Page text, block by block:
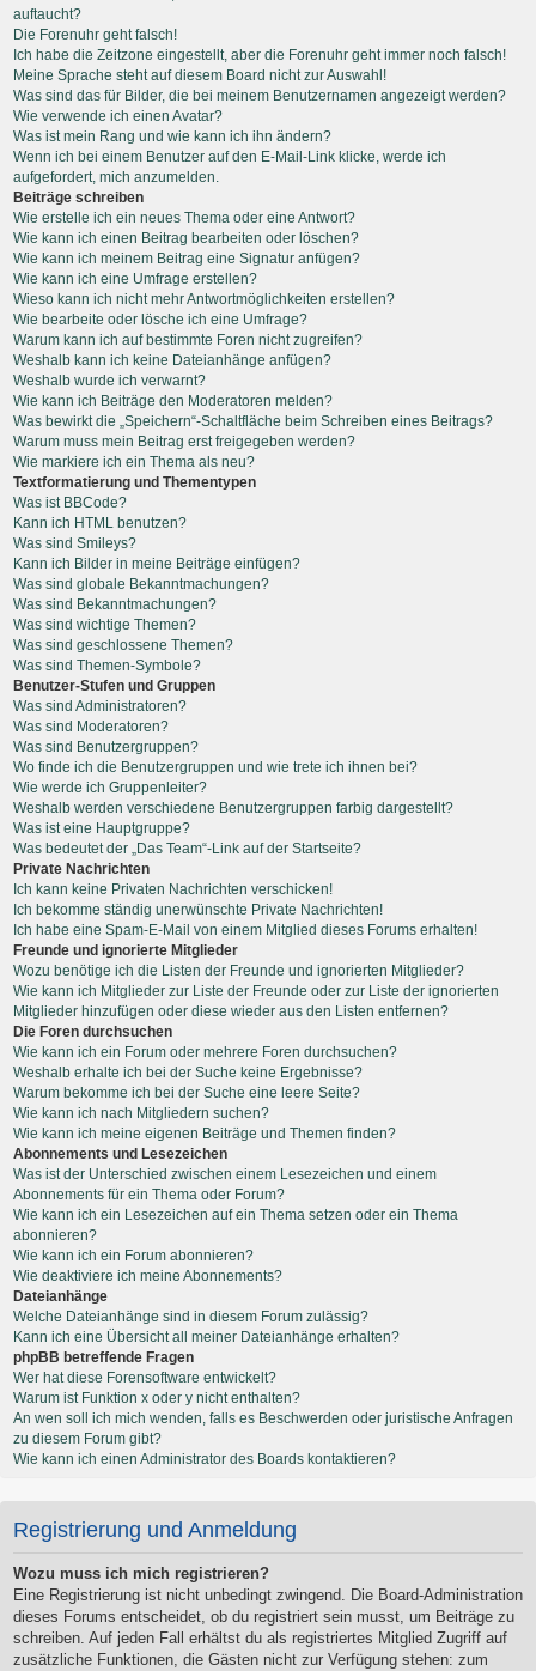
auftaucht?
Die Forenuhr geht falsch!
Ich habe die Zeitzone eingestellt, aber die Forenuhr geht immer noch falsch!
Meine Sprache steht auf diesem Board nicht zur Auswahl!
Was sind das für Bilder, die bei meinem Benutzernamen angezeigt werden?
Wie verwende ich einen Avatar?
Was ist mein Rang und wie kann ich ihn ändern?
Wenn ich bei einem Benutzer auf den E-Mail-Link klicke, werde ich
aufgefordert, mich anzumelden.
Beiträge schreiben
Wie erstelle ich ein neues Thema oder eine Antwort?
Wie kann ich einen Beitrag bearbeiten oder löschen?
Wie kann ich meinem Beitrag eine Signatur anfügen?
Wie kann ich eine Umfrage erstellen?
Wieso kann ich nicht mehr Antwortmöglichkeiten erstellen?
Wie bearbeite oder lösche ich eine Umfrage?
Warum kann ich auf bestimmte Foren nicht zugreifen?
Weshalb kann ich keine Dateianhänge anfügen?
Weshalb wurde ich verwarnt?
Wie kann ich Beiträge den Moderatoren melden?
Was bewirkt die „Speichern“-Schaltfläche beim Schreiben eines Beitrags?
Warum muss mein Beitrag erst freigegeben werden?
Wie markiere ich ein Thema als neu?
Textformatierung und Thementypen
Was ist BBCode?
Kann ich HTML benutzen?
Was sind Smileys?
Kann ich Bilder in meine Beiträge einfügen?
Was sind globale Bekanntmachungen?
Was sind Bekanntmachungen?
Was sind wichtige Themen?
Was sind geschlossene Themen?
Was sind Themen-Symbole?
Benutzer-Stufen und Gruppen
Was sind Administratoren?
Was sind Moderatoren?
Was sind Benutzergruppen?
Wo finde ich die Benutzergruppen und wie trete ich ihnen bei?
Wie werde ich Gruppenleiter?
Weshalb werden verschiedene Benutzergruppen farbig dargestellt?
Was ist eine Hauptgruppe?
Was bedeutet der „Das Team“-Link auf der Startseite?
Private Nachrichten
Ich kann keine Privaten Nachrichten verschicken!
Ich bekomme ständig unerwünschte Private Nachrichten!
Ich habe eine Spam-E-Mail von einem Mitglied dieses Forums erhalten!
Freunde und ignorierte Mitglieder
Wozu benötige ich die Listen der Freunde und ignorierten Mitglieder?
Wie kann ich Mitglieder zur Liste der Freunde oder zur Liste der ignorierten
Mitglieder hinzufügen oder diese wieder aus den Listen entfernen?
Die Foren durchsuchen
Wie kann ich ein Forum oder mehrere Foren durchsuchen?
Weshalb erhalte ich bei der Suche keine Ergebnisse?
Warum bekomme ich bei der Suche eine leere Seite?
Wie kann ich nach Mitgliedern suchen?
Wie kann ich meine eigenen Beiträge und Themen finden?
Abonnements und Lesezeichen
Was ist der Unterschied zwischen einem Lesezeichen und einem
Abonnements für ein Thema oder Forum?
Wie kann ich ein Lesezeichen auf ein Thema setzen oder ein Thema
abonnieren?
Wie kann ich ein Forum abonnieren?
Wie deaktiviere ich meine Abonnements?
Dateianhänge
Welche Dateianhänge sind in diesem Forum zulässig?
Kann ich eine Übersicht all meiner Dateianhänge erhalten?
phpBB betreffende Fragen
Wer hat diese Forensoftware entwickelt?
Warum ist Funktion x oder y nicht enthalten?
An wen soll ich mich wenden, falls es Beschwerden oder juristische Anfragen
zu diesem Forum gibt?
Wie kann ich einen Administrator des Boards kontaktieren?
Registrierung und Anmeldung
Wozu muss ich mich registrieren?
Eine Registrierung ist nicht unbedingt zwingend. Die Board-Administration
dieses Forums entscheidet, ob du registriert sein musst, um Beiträge zu
schreiben. Auf jeden Fall erhältst du als registriertes Mitglied Zugriff auf
zusätzliche Funktionen, die Gästen nicht zur Verfügung stehen: zum